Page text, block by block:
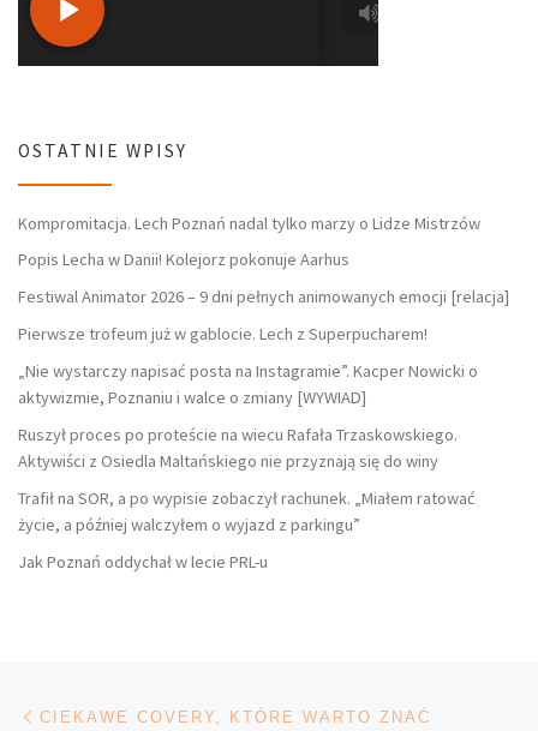
OSTATNIE WPISY
Kompromitacja. Lech Poznań nadal tylko marzy o Lidze Mistrzów
Popis Lecha w Danii! Kolejorz pokonuje Aarhus
Festiwal Animator 2026 – 9 dni pełnych animowanych emocji [relacja]
Pierwsze trofeum już w gablocie. Lech z Superpucharem!
„Nie wystarczy napisać posta na Instagramie”. Kacper Nowicki o
aktywizmie, Poznaniu i walce o zmiany [WYWIAD]
Ruszył proces po proteście na wiecu Rafała Trzaskowskiego.
Aktywiści z Osiedla Maltańskiego nie przyznają się do winy
Trafił na SOR, a po wypisie zobaczył rachunek. „Miałem ratować
życie, a później walczyłem o wyjazd z parkingu”
Jak Poznań oddychał w lecie PRL-u
Nawigacja wpisu
CIEKAWE COVERY, KTÓRE WARTO ZNAĆ